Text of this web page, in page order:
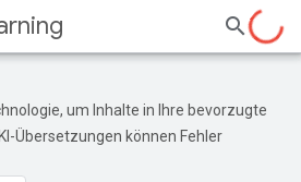
um Inhalte in Ihre bevorzugte
Übersetzungen können Fehler